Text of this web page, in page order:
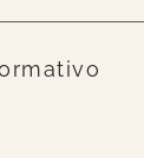
anno viene